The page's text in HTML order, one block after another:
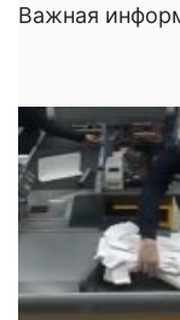
Важная